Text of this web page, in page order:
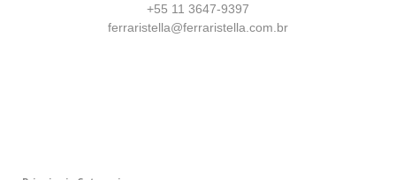
+55 11 3647-9397
ferraristella@ferraristella.com.br